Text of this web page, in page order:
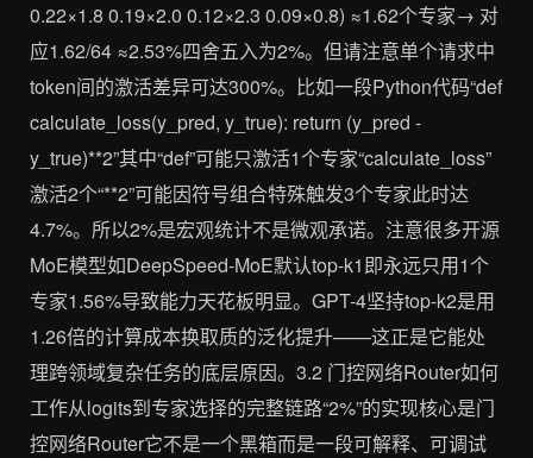
0.22×1.8 0.19×2.0 0.12×2.3 0.09×0.8) ≈1.62个专家→ 对
应1.62/64 ≈2.53%四舍五入为2%。但请注意单个请求中
token间的激活差异可达300%。比如一段Python代码“def
calculate_loss(y_pred, y_true): return (y_pred -
y_true)**2”其中“def”可能只激活1个专家“calculate_loss”
激活2个“**2”可能因符号组合特殊触发3个专家此时达
4.7%。所以2%是宏观统计不是微观承诺。注意很多开源
MoE模型如DeepSpeed-MoE默认top-k1即永远只用1个
专家1.56%导致能力天花板明显。GPT-4坚持top-k2是用
1.26倍的计算成本换取质的泛化提升——这正是它能处
理跨领域复杂任务的底层原因。3.2 门控网络Router如何
工作从logits到专家选择的完整链路“2%”的实现核心是门
控网络Router它不是一个黑箱而是一段可解释、可调试